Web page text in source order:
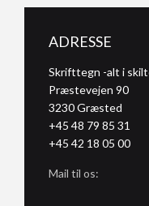
ADRESSE
Skrifttegn -alt i
Præstevejen 90
3230Græsted
+45 48 79 85 31
+45 42 18 05 00
Mail til os: